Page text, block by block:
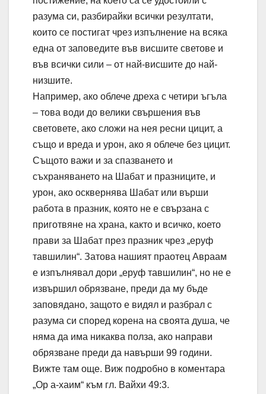
разума си, разбирайки всички резултати,
които се постигат чрез изпълнение на всяка
една от заповедите във висшите светове и
във всички сили – от най-висшите до най-
низшите.
Например, ако облече дреха с четири ъгъла
– това води до велики свършения във
световете, ако сложи на нея ресни цицит, а
също и вреда и урон, ако я облече без цицит.
Същото важи и за спазването и
съхраняването на Шабат и празниците, и
урон, ако осквернява Шабат или върши
работа в празник, която не е свързана с
приготвяне на храна, както и всичко, което
прави за Шабат през празник чрез „еруф
тавшилин“. Затова нашият праотец Авраам
е изпълнявал дори „еруф тавшилин“, но не е
извършил обрязване, преди да му бъде
заповядано, защото е видял и разбрал с
разума си според корена на своята душа, че
няма да има никаква полза, ако направи
обрязване преди да навърши 99 години.
Вижте там още. Виж подробно в коментара
„Ор а-хаим“ към гл. Вайхи 49:3.